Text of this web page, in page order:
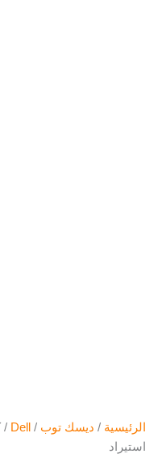
الرئيسية / ديسك توب /
Dell
استيراد